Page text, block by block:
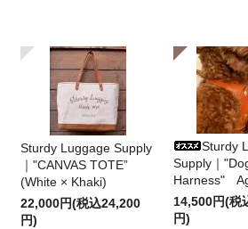
Sturdy Luggage Supply
｜"CANVAS TOTE”
(White × Khaki)
22,000円(税込24,200
円)
Sturdy
Supply｜
Harness"
14,500円(税
円)